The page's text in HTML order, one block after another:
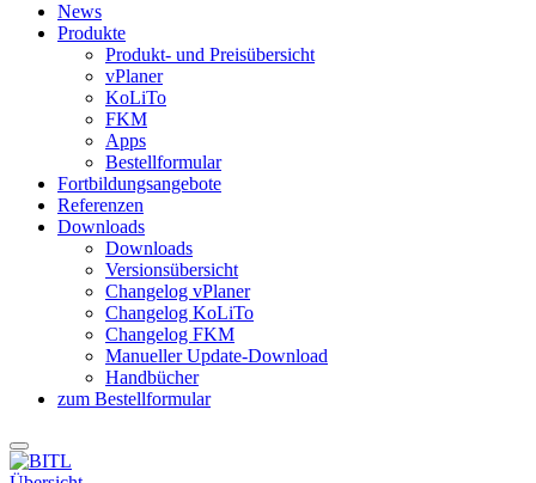
News
Produkte
Produkt- und Preisübersicht
vPlaner
KoLiTo
FKM
Apps
Bestellformular
Fortbildungsangebote
Referenzen
Downloads
Downloads
Versionsübersicht
Changelog vPlaner
Changelog KoLiTo
Changelog FKM
Manueller Update-Download
Handbücher
zum Bestellformular